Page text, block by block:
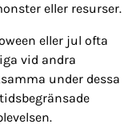
eller resurser.
eller jul ofta
vid andra
under dessa